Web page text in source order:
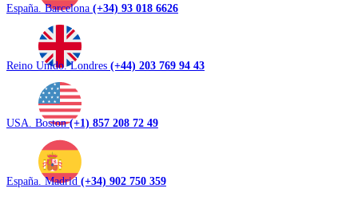
España. Barcelona (+34) 93 018 6626
Reino Unido. Londres (+44) 203 769 94 43
USA. Boston(+1) 857 208 72 49
España. Madrid (+34) 902 750 359